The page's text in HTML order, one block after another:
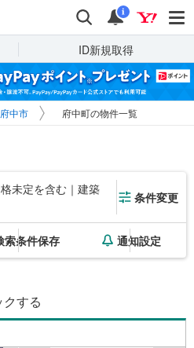
検索 通知
i
ID新規取得
府中市 府中町の物件一覧
未定を含む｜建築
条件変更
索条件保存 通知設定
する